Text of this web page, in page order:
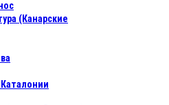
(Канарские